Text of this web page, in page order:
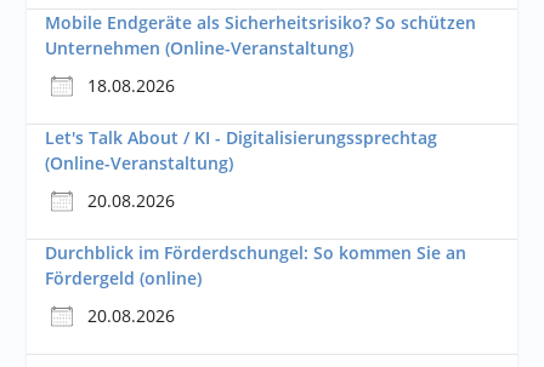
Mobile Endgeräte als Sicherheitsrisiko? So schützen
Unternehmen (Online-Veranstaltung)
18.08.2026
Let's Talk About / KI - Digitalisierungssprechtag
(Online-Veranstaltung)
20.08.2026
Durchblick im Förderdschungel: So kommen Sie an
Fördergeld (online)
20.08.2026